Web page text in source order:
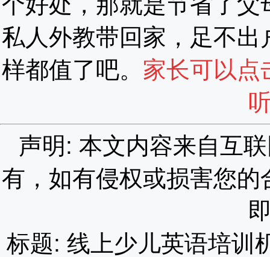
私人外教带回家，足不
样都值了吧。 家长可以点
声明: 本文内容来自互
有，如有侵权或损害您
标题: 线上少儿英语培训